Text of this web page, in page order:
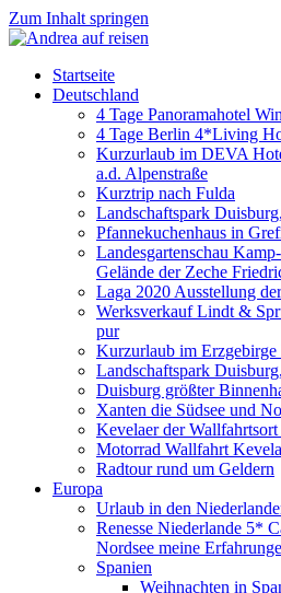
Zum Inhalt springen
Startseite
Deutschland
4 Tage Panoramahotel
4 Tage Berlin 4*Living
Kurzurlaub im DEVA
a.d. Alpenstraße
Kurztrip nach Fulda
Landschaftspark
Pfannekuchenhaus in
Landesgartenschau
Gelände der Zeche
Laga 2020 Ausstellung
Werksverkauf Lindt &
pur
Kurzurlaub im
Landschaftspark
Duisburg größter
Xanten die Südsee und
Kevelaer der
Motorrad Wallfahrt
Radtour rund um Geldern
Europa
Urlaub in den
Renesse Niederlande 5*
Nordsee meine
Spanien
Weihnachten in